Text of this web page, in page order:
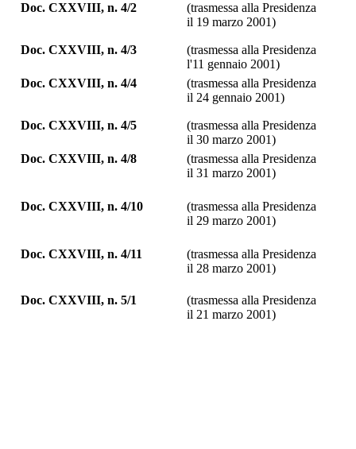
Doc. CXXVIII, n. 4/2
(trasmessa alla Presidenza
il 19 marzo 2001)
Doc. CXXVIII, n. 4/3
(trasmessa alla Presidenza
l'11 gennaio 2001)
Doc. CXXVIII, n. 4/4
(trasmessa alla Presidenza
il 24 gennaio 2001)
Doc. CXXVIII, n. 4/5
(trasmessa alla Presidenza
il 30 marzo 2001)
Doc. CXXVIII, n. 4/8
(trasmessa alla Presidenza
il 31 marzo 2001)
Doc. CXXVIII, n. 4/10
(trasmessa alla Presidenza
il 29 marzo 2001)
Doc. CXXVIII, n. 4/11
(trasmessa alla Presidenza
il 28 marzo 2001)
Doc. CXXVIII, n. 5/1
(trasmessa alla Presidenza
il 21 marzo 2001)